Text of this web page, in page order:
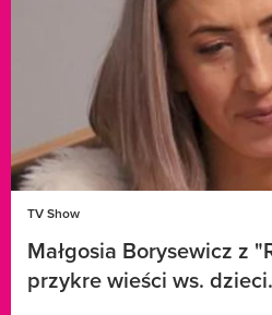
TV Show
Małgosia Borysewicz z
przykre wieści ws.